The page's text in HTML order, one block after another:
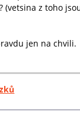
(vetsina z toho
jen na chvili.